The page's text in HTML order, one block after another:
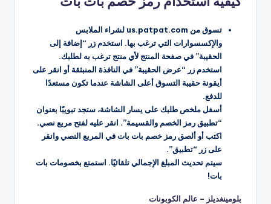
تسوق من us.patpat.com لشراء الملابس
والإكسسوارات التي ترغب بها. استخدم زر “إضافة إلى
الحقيبة” في صفحة المنتج لأي منتج ترغب به لطلبك.
استخدم زر “عرض الحقيبة” في النافذة المنبثقة أو انقر على
أيقونة حقيبة التسوق أعلى الشاشة عندما تكون مستعدًا
للدفع.
أسفل ملخص طلبك على يسار الشاشة، ستجد تبويبًا بعنوان
“تطبيق رمز الخصم والقسيمة”. انقر عليه لفتح مربع نصي.
اكتب أو ألصق رمز خصم بات بات في المربع النصي وانقر
على زر “تطبيق”.
سيتم تحديث المبلغ الإجمالي تلقائيًا. استمتع بخصومات بات
بات!
بلومينغديلز – عالم الكوبونات